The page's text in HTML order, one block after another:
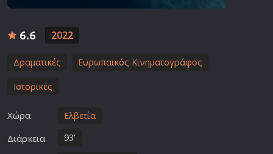
6.6 2022
Δραματικές Ευρωπαικός Κινηματογράφος
Ιστορικές
Χώρα Ελβετία
Διάρκεια 93'